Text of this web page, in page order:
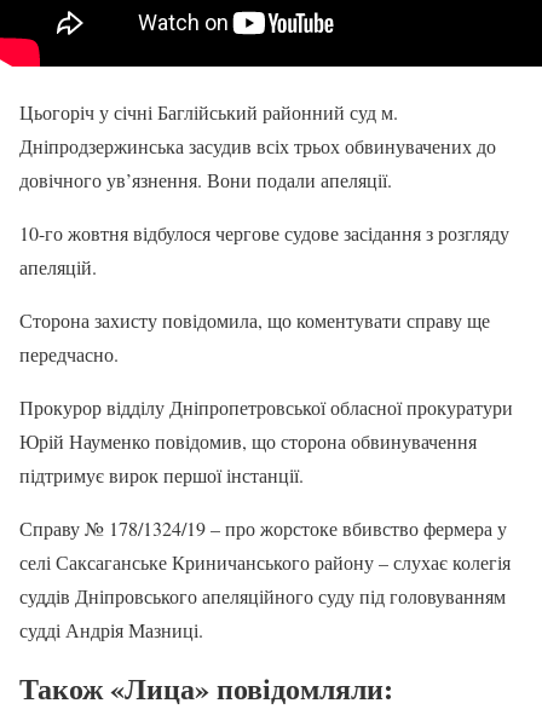
Цьогоріч у січні Баглійський районний суд м.
Дніпродзержинська засудив всіх трьох обвинувачених до
довічного ув’язнення. Вони подали апеляції.
10-го жовтня відбулося чергове судове засідання з розгляду
апеляцій.
Сторона захисту повідомила, що коментувати справу ще
передчасно.
Прокурор відділу Дніпропетровської обласної прокуратури
Юрій Науменко повідомив, що сторона обвинувачення
підтримує вирок першої інстанції.
Справу № 178/1324/19 – про жорстоке вбивство фермера у
селі Саксаганське Криничанського району – слухає колегія
суддів Дніпровського апеляційного суду під головуванням
судді Андрія Мазниці.
Також «Лица» повідомляли: